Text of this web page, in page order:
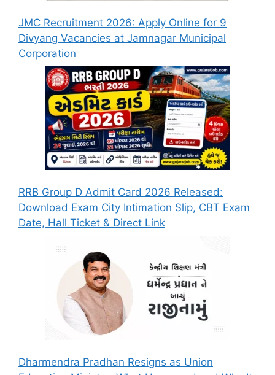
JMC Recruitment 2026: Apply Online for 9
Divyang Vacancies at Jamnagar Municipal
Corporation
RRB Group D Admit Card 2026 Released:
Download Exam City Intimation Slip, CBT Exam
Date, Hall Ticket & Direct Link
Dharmendra Pradhan Resigns as Union